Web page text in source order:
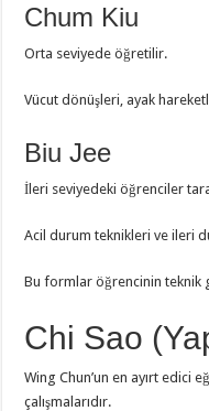
Chum Kiu
Orta seviyede öğretilir.
Vücut dönüşleri, ayak
Biu Jee
İleri seviyedeki öğrenciler
Acil durum teknikleri ve ileri
Bu formlar öğrencinin teknik
Chi Sao
Wing Chun’un en ayırt edici
çalışmalarıdır.